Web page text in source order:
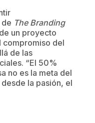
The Branding
un proyecto
compromiso del
de las
“El 50%
no es la meta del
la pasión, el